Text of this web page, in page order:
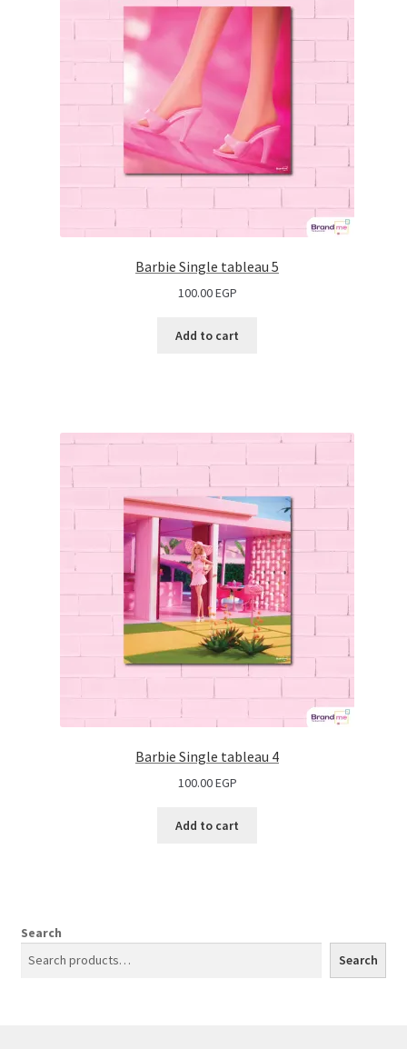
Barbie Single tableau 5
100.00EGP
Add to cart
Barbie Single tableau 4
100.00EGP
Add to cart
Search
Search